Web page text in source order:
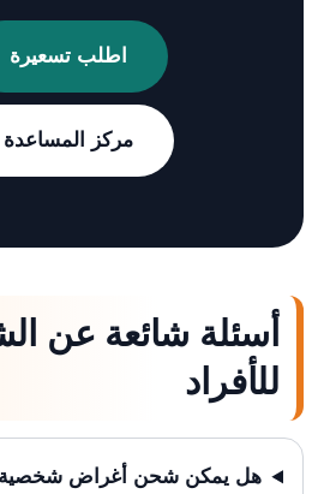
اطلب تسعيرة
مركز المساعدة
أسئلة شائعة عن
للأفراد
هل يمكن شحن أغراض شخصية